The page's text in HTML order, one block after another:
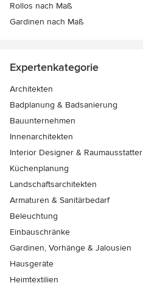
Rollos nach Maß
Gardinen nach Maß
Expertenkategorie
Architekten
Badplanung & Badsanierung
Bauunternehmen
Innenarchitekten
Interior Designer & Raumausstatter
Küchenplanung
Landschaftsarchitekten
Armaturen & Sanitärbedarf
Beleuchtung
Einbauschränke
Gardinen, Vorhänge & Jalousien
Hausgeräte
Heimtextilien